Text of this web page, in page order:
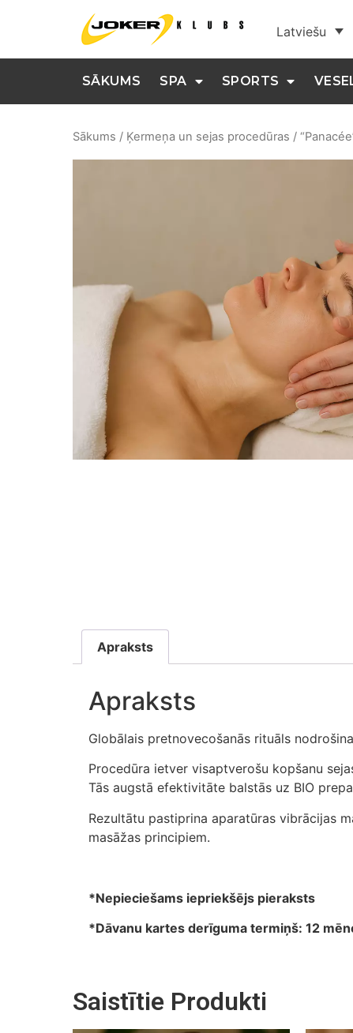
Latviešu
SĀKUMS SPA SPORTS
Sākums / Ķermeņa un sejas procedūras /
Apraksts
Apraksts
Globālais pretnovecošanās rituāls
Procedūra ietver visaptverošu kopšanu
Tās augstā efektivitāte balstās uz BIO
Rezultātu pastiprina aparatūras vibrācijas
masāžas principiem.
*Nepieciešams iepriekšējs pieraksts
*Dāvanu kartes derīguma termiņš: 12
Saistītie Produkti